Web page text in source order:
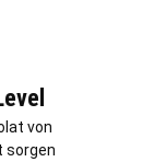
von
sorgen